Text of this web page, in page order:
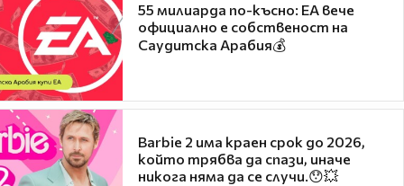
55 милиарда по-късно: EA вече
официално е собственост на
Саудитска Арабия💰
Barbie 2 има краен срок до 2026,
който трябва да спази, иначе
никога няма да се случи.😯💥